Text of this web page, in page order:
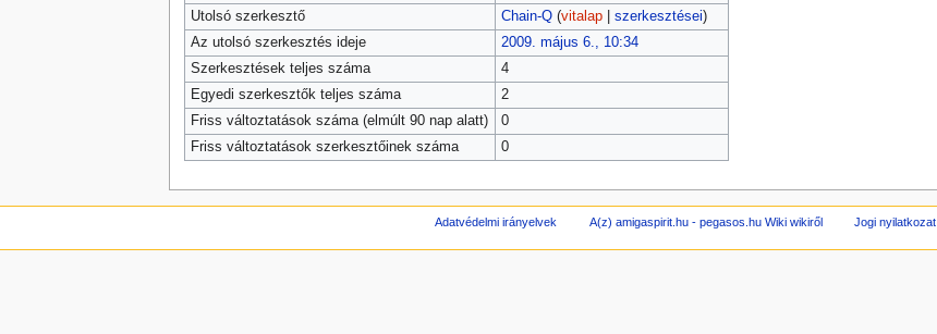
Utolsó szerkesztő
Chain-Q (vitalap| szerkesztései)
Az utolsó szerkesztés ideje
2009. május 6., 10:34
Szerkesztések teljes száma
4
Egyedi szerkesztők teljes száma
2
Friss változtatások száma (elmúlt 90 nap alatt)
0
Friss változtatások szerkesztőinek száma
0
Adatvédelmi irányelvek A(z) amigaspirit.hu - pegasos.hu Wiki wikiről Jogi nyilatkozat